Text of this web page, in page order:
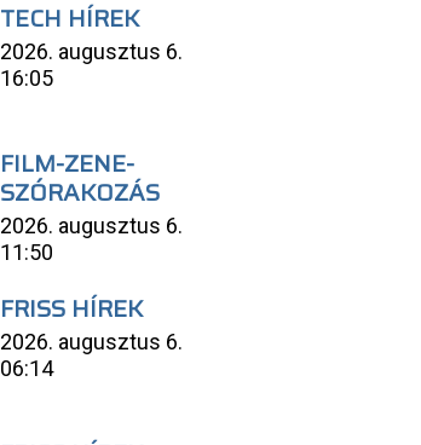
TECH HÍREK
2026. augusztus 6.
16:05
FILM-ZENE-
SZÓRAKOZÁS
2026. augusztus 6.
11:50
FRISS HÍREK
2026. augusztus 6.
06:14